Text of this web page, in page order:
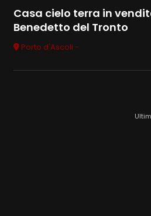
Casa cielo terra in
Benedetto del Tronto
Porto d'Ascoli -